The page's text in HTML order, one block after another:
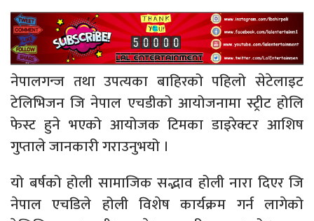
नेपालगन्ज तथा उपत्यका बाहिरको पहिलो सेटेलाइट
टेलिभिजन जि नेपाल एचडीको आयोजनामा स्ट्रीट होलि
फेस्ट हुने भएको आयोजक टिमका डाइरेक्टर आशिष
गुप्ताले जानकारी गराउनुभयो ।
यो बर्षको होली सामाजिक सद्भाव होली नारा दिएर जि
नेपाल एचडिले होली विशेष कार्यक्रम गर्न लागेको